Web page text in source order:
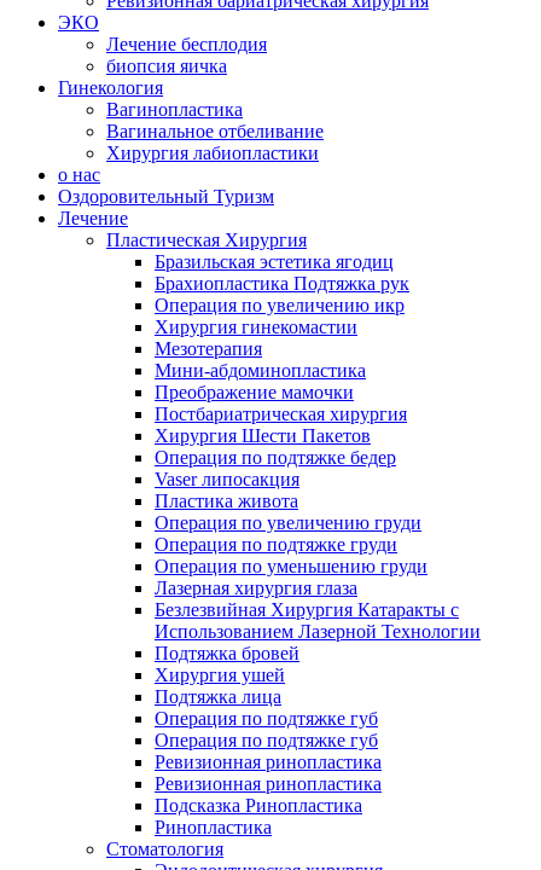
ЭКО
Лечение бесплодия
биопсия яичка
Гинекология
Вагинопластика
Вагинальное отбеливание
Хирургия лабиопластики
о нас
Оздоровительный Туризм
Лечение
Пластическая Хирургия
Бразильская эстетика ягодиц
Брахиопластика Подтяжка рук
Операция по увеличению икр
Хирургия гинекомастии
Мезотерапия
Мини-абдоминопластика
Преображение мамочки
Постбариатрическая хирургия
Хирургия Шести Пакетов
Операция по подтяжке бедер
Vaser липосакция
Пластика живота
Операция по увеличению груди
Операция по подтяжке груди
Операция по уменьшению груди
Лазерная хирургия глаза
Безлезвийная Хирургия Катаракты с
Использованием Лазерной Технологии
Подтяжка бровей
Хирургия ушей
Подтяжка лица
Операция по подтяжке губ
Операция по подтяжке губ
Ревизионная ринопластика
Ревизионная ринопластика
Подсказка Ринопластика
Ринопластика
Стоматология